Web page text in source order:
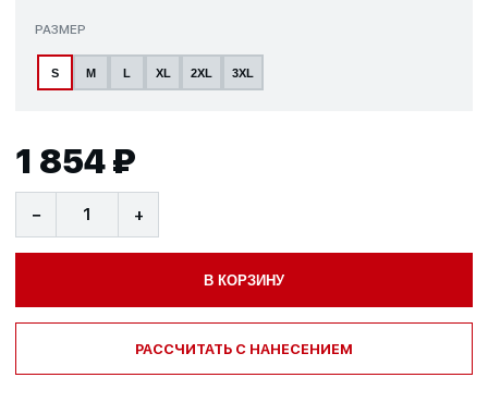
РАЗМЕР
S M L XL 2XL 3XL
1 854 ₽
− +
В КОРЗИНУ
РАССЧИТАТЬ С НАНЕСЕНИЕМ